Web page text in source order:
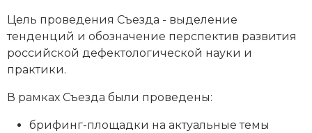
Цель проведения Съезда - выделение
тенденций и обозначение перспектив развития
российской дефектологической науки и
практики.
В рамках Съезда были проведены:
брифинг-площадки на актуальные темы